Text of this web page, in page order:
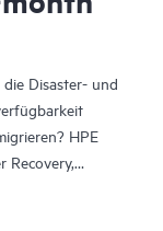
Disaster- und
HPE
Recovery,
wurde für